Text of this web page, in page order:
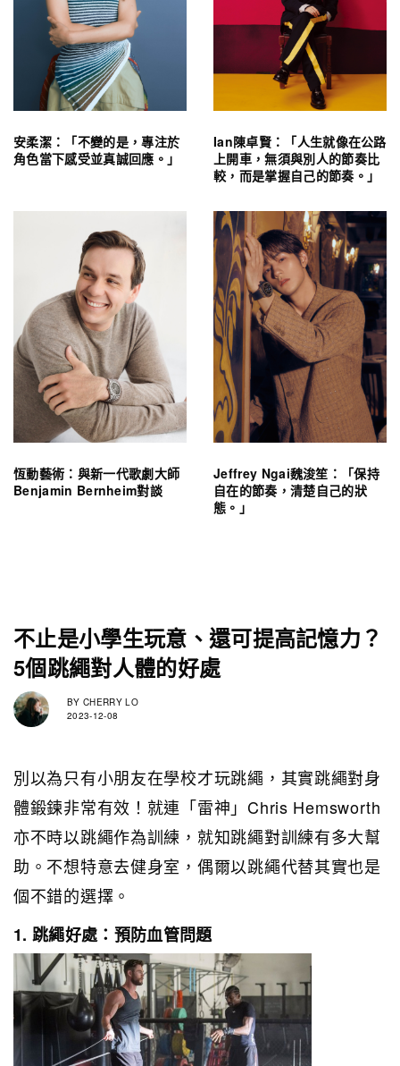
安柔潔：「不變的是，專注於
角色當下感受並真誠回應。」
Ian陳卓賢：「人生就像在公路
上開車，無須與別人的節奏比
較，而是掌握自己的節奏。」
恆動藝術：與新一代歌劇大師
Benjamin Bernheim對談
Jeffrey Ngai魏浚笙：「保持
自在的節奏，清楚自己的狀
態。」
不止是小學生玩意、還可提高記憶力？
5個跳繩對人體的好處
BY CHERRY LO
2023-12-08
別以為只有小朋友在學校才玩跳繩，其實跳繩對身
體鍛鍊非常有效！就連「雷神」Chris Hemsworth
亦不時以跳繩作為訓練，就知跳繩對訓練有多大幫
助。不想特意去健身室，偶爾以跳繩代替其實也是
個不錯的選擇。
1. 跳繩好處：預防血管問題